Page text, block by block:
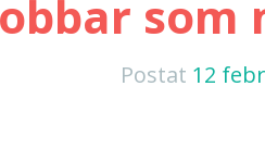
som
Postat 12